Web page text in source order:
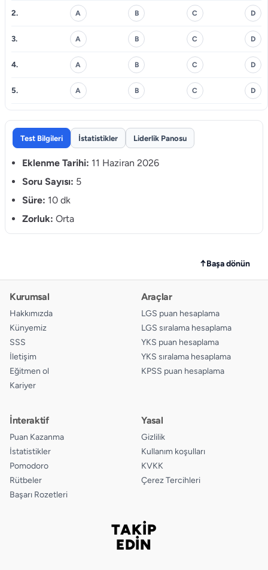
2. A B C D
3. A B C D
4. A B C D
5. A B C D
Test Bilgileri İstatistikler Liderlik Panosu
Eklenme Tarihi: 11 Haziran 2026
Soru Sayısı: 5
Süre: 10 dk
Zorluk: Orta
↑Başa dönün
Kurumsal
Hakkımızda
Künyemiz
SSS
İletişim
Eğitmen ol
Kariyer
Araçlar
LGS puan hesaplama
LGS sıralama hesaplama
YKS puan hesaplama
YKS sıralama hesaplama
KPSS puan hesaplama
İnteraktif
Puan Kazanma
İstatistikler
Pomodoro
Rütbeler
Başarı Rozetleri
Yasal
Gizlilik
Kullanım koşulları
KVKK
Çerez Tercihleri
TAKİP
EDİN